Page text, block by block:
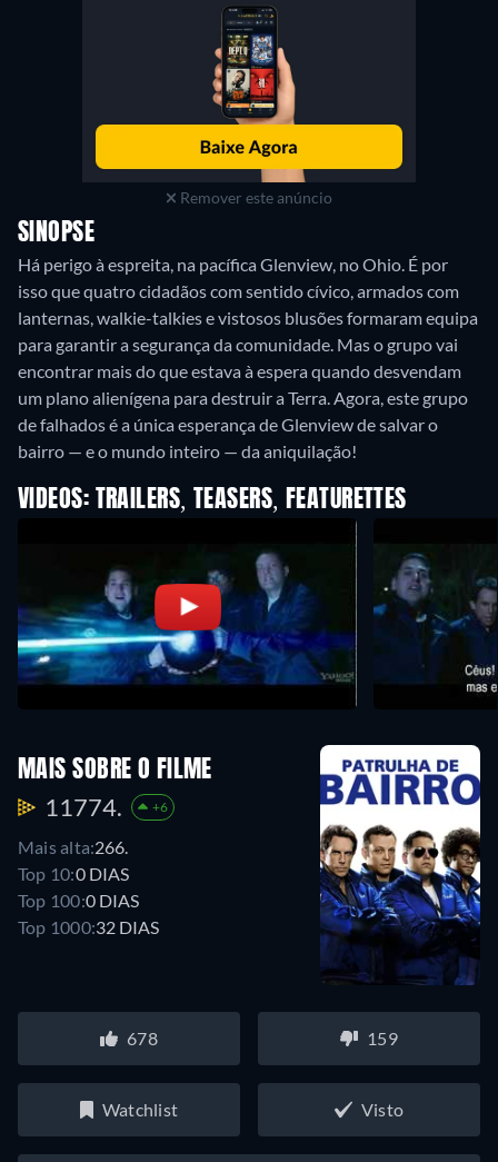
Remover este anúncio
SINOPSE
Há perigo à espreita, na pacífica Glenview, no Ohio. É por
isso que quatro cidadãos com sentido cívico, armados com
lanternas, walkie-talkies e vistosos blusões formaram equipa
para garantir a segurança da comunidade. Mas o grupo vai
encontrar mais do que estava à espera quando desvendam
um plano alienígena para destruir a Terra. Agora, este grupo
de falhados é a única esperança de Glenview de salvar o
bairro — e o mundo inteiro — da aniquilação!
VIDEOS: TRAILERS, TEASERS, FEATURETTES
MAIS SOBRE O FILME
11774. +6
Mais alta:266.
Top 10:0 DIAS
Top 100:0 DIAS
Top 1000:32 DIAS
678 159
Watchlist Visto